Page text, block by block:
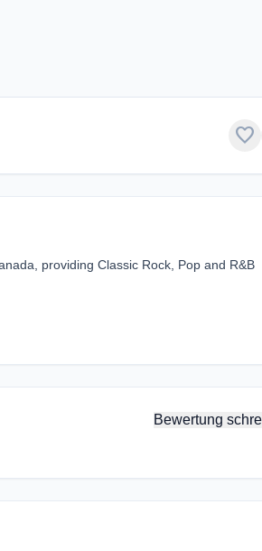
favorite
providing Classic Rock, Pop and R&B
Bewertung